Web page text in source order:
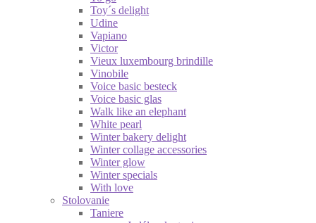
Toy´s delight
Udine
Vapiano
Victor
Vieux luxembourg brindille
Vinobile
Voice basic besteck
Voice basic glas
Walk like an elephant
White pearl
Winter bakery delight
Winter collage accessories
Winter glow
Winter specials
With love
Stolovanie
Taniere